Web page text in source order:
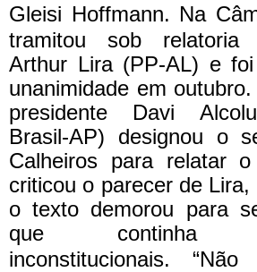
Gleisi Hoffmann. Na
tramitou sob relatoria
Arthur Lira (PP-AL) e
unanimidade em
presidente Davi
Brasil-AP) designou o
Calheiros para relatar
criticou o parecer de
o texto demorou para
que continha
inconstitucionais. “Não